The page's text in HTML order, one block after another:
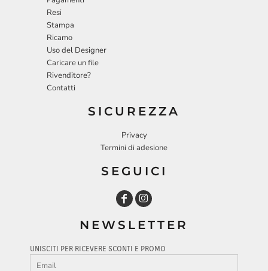
Resi
Stampa
Ricamo
Uso del Designer
Caricare un file
Rivenditore?
Contatti
SICUREZZA
Privacy
Termini di adesione
SEGUICI
NEWSLETTER
UNISCITI PER RICEVERE SCONTI E PROMO